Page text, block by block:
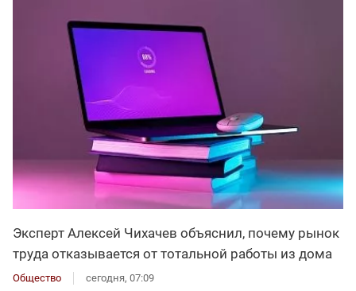
Эксперт Алексей Чихачев объяснил, почему рынок
труда отказывается от тотальной работы из дома
Общество сегодня, 07:09